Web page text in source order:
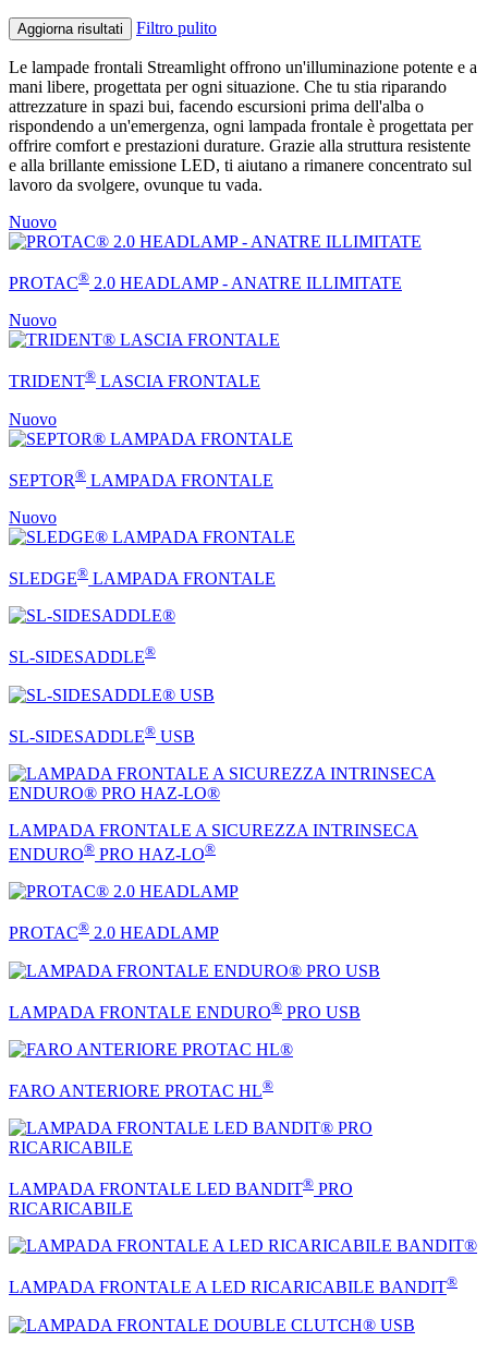
Aggiorna risultati Filtro pulito
Le lampade frontali Streamlight offrono un'illuminazione potente e a
mani libere, progettata per ogni situazione. Che tu stia riparando
attrezzature in spazi bui, facendo escursioni prima dell'alba o
rispondendo a un'emergenza, ogni lampada frontale è progettata per
offrire comfort e prestazioni durature. Grazie alla struttura resistente
e alla brillante emissione LED, ti aiutano a rimanere concentrato sul
lavoro da svolgere, ovunque tu vada.
Nuovo
PROTAC® 2.0 HEADLAMP - ANATRE ILLIMITATE
Nuovo
TRIDENT® LASCIA FRONTALE
Nuovo
SEPTOR® LAMPADA FRONTALE
Nuovo
SLEDGE® LAMPADA FRONTALE
SL-SIDESADDLE®
SL-SIDESADDLE® USB
LAMPADA FRONTALE A SICUREZZA INTRINSECA
ENDURO® PRO HAZ-LO®
PROTAC® 2.0 HEADLAMP
LAMPADA FRONTALE ENDURO® PRO USB
FARO ANTERIORE PROTAC HL®
LAMPADA FRONTALE LED BANDIT® PRO
RICARICABILE
LAMPADA FRONTALE A LED RICARICABILE BANDIT®